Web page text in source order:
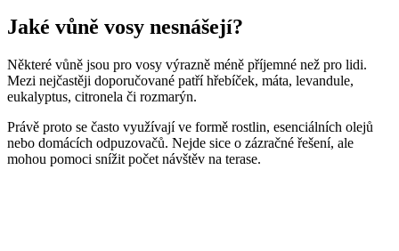
Jaké vůně vosy nesnášejí?
Některé vůně jsou pro vosy výrazně méně příjemné než pro lidi.
Mezi nejčastěji doporučované patří hřebíček, máta, levandule,
eukalyptus, citronela či rozmarýn.
Právě proto se často využívají ve formě rostlin, esenciálních olejů
nebo domácích odpuzovačů. Nejde sice o zázračné řešení, ale
mohou pomoci snížit počet návštěv na terase.